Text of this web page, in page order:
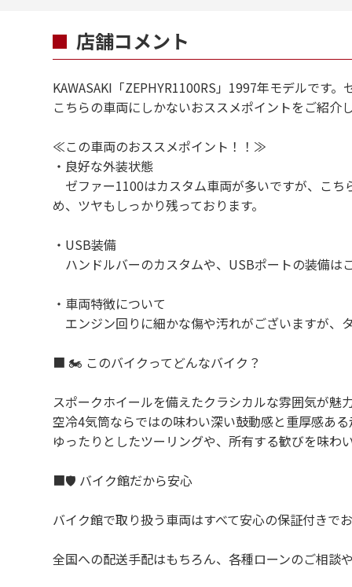
店舗コメント
KAWASAKI「ZEPHYR1100RS」1997年モデルです
こちらの車両にしかないおススメポイントをご紹介
≪この車両のおススメポイント！！≫
・良好な外装状態
ゼファー1100はカスタム車両が多いですが、こち
め、ツヤもしっかり残っております。
・USB装備
ハンドルバーのカスタムや、USBポートの装備は
・車両特徴について
エンジン回りに細かな傷や汚れがございますが、
■ 🏍️ このバイクってどんなバイク？
スポークホイールを備えたクラシカルな雰囲気が魅
空冷4気筒ならではの味わい深い鼓動感と重厚感あ
ゆったりとしたツーリングや、所有する歓びを味わ
■🛡️ バイク館だから安心
バイク館で取り扱う車両はすべて安心の保証付きで
全国への配送手配はもちろん、各種ローンのご相談
概
是非